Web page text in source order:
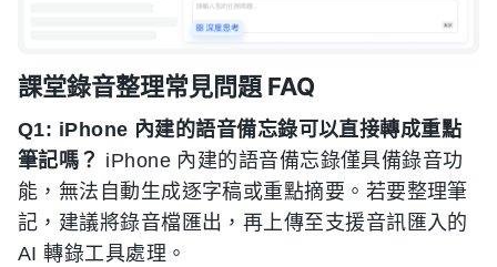
課堂錄音整理常見問題 FAQ
Q1: iPhone 內建的語音備忘錄可以直接轉成重點
筆記嗎？ iPhone 內建的語音備忘錄僅具備錄音功
能，無法自動生成逐字稿或重點摘要。若要整理筆
記，建議將錄音檔匯出，再上傳至支援音訊匯入的
AI 轉錄工具處理。